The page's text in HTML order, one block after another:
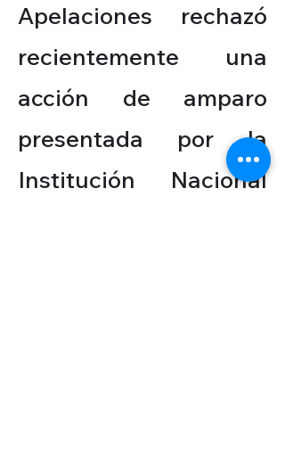
Apelaciones rechazó
recientemente una
acción de amparo
presentada por la
Institución Nacional